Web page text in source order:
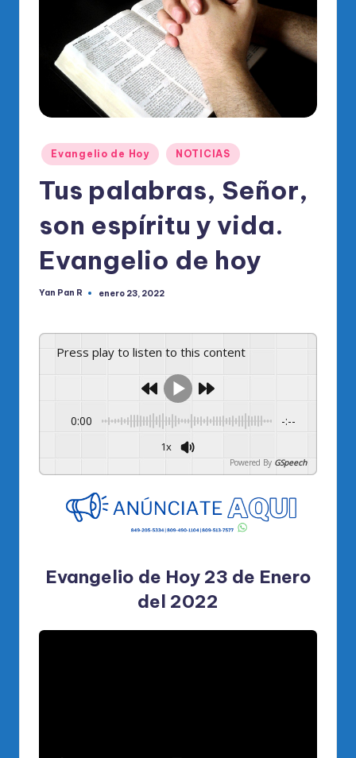
O
ci
al
el
R
Publicado
en
Evangelio de Hoy NOTICIAS
Tus palabras, Señor,
son espíritu y vida.
Evangelio de hoy
Publicado
Yan Pan R enero 23, 2022
Press play to listen to this content
0:00 -:--
1x
Powered By GSpeech
Evangelio de Hoy 23 de Enero
del 2022